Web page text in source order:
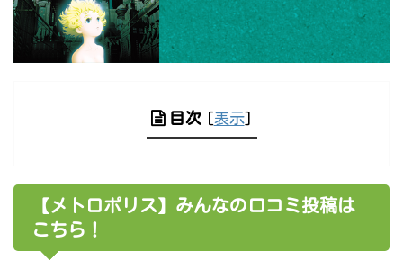
目次 [表示]
【メトロポリス】みんなの口コミ投稿は
こちら！